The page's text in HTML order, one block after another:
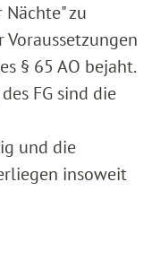
zu
Voraussetzungen
§ 65 AO bejaht.
FG sind die
und die
insoweit